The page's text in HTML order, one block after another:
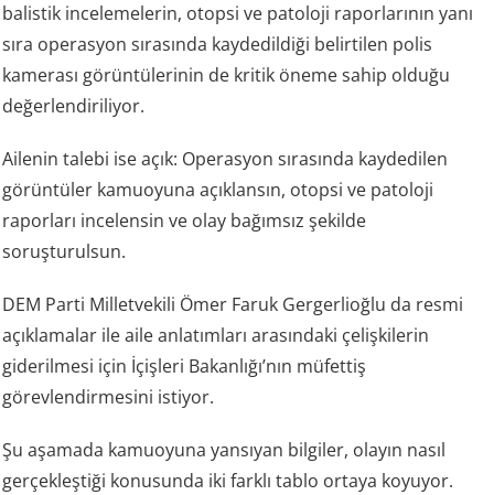
balistik incelemelerin, otopsi ve patoloji raporlarının yanı
sıra operasyon sırasında kaydedildiği belirtilen polis
kamerası görüntülerinin de kritik öneme sahip olduğu
değerlendiriliyor.
Ailenin talebi ise açık: Operasyon sırasında kaydedilen
görüntüler kamuoyuna açıklansın, otopsi ve patoloji
raporları incelensin ve olay bağımsız şekilde
soruşturulsun.
DEM Parti Milletvekili Ömer Faruk Gergerlioğlu da resmi
açıklamalar ile aile anlatımları arasındaki çelişkilerin
giderilmesi için İçişleri Bakanlığı’nın müfettiş
görevlendirmesini istiyor.
Şu aşamada kamuoyuna yansıyan bilgiler, olayın nasıl
gerçekleştiği konusunda iki farklı tablo ortaya koyuyor.